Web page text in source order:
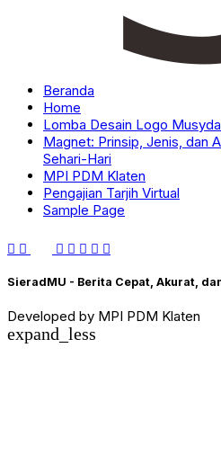
Beranda
Home
Lomba Desain Logo
Magnet: Prinsip, Jenis, dan
Sehari-Hari
MPI PDM Klaten
Pengajian Tarjih Virtual
Sample Page
SieradMU - Berita Cepat, Akurat,
Developed by MPI PDM Klaten
expand_less